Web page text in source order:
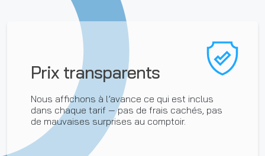
Prix transparents
Nous affichons à l’avance ce qui est inclus
dans chaque tarif — pas de frais cachés, pas
de mauvaises surprises au comptoir.